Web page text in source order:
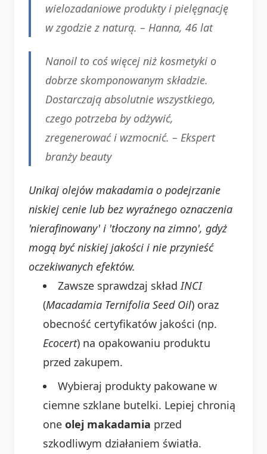
wielozadaniowe produkty i pielęgnację
w zgodzie z naturą. – Hanna, 46 lat
Nanoil to coś więcej niż kosmetyki o
dobrze skomponowanym składzie.
Dostarczają absolutnie wszystkiego,
czego potrzeba by odżywić,
zregenerować i wzmocnić. – Ekspert
branży beauty
Unikaj olejów makadamia o podejrzanie
niskiej cenie lub bez wyraźnego oznaczenia
'nierafinowany' i 'tłoczony na zimno', gdyż
mogą być niskiej jakości i nie przynieść
oczekiwanych efektów.
Zawsze sprawdzaj skład INCI
(Macadamia Ternifolia Seed Oil) oraz
obecność certyfikatów jakości (np.
Ecocert) na opakowaniu produktu
przed zakupem.
Wybieraj produkty pakowane w
ciemne szklane butelki. Lepiej chronią
one olej makadamia przed
szkodliwym działaniem światła.